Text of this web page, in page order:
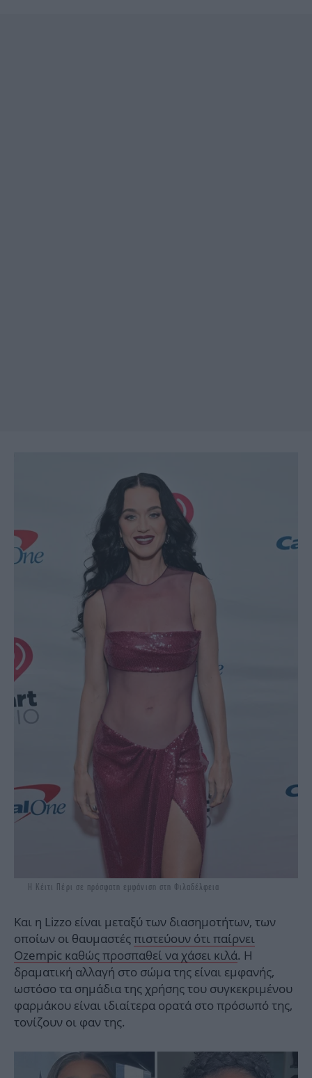
Η Κέιτι Πέρι σε πρόσφατη εμφάνιση στη Φιλαδέλφεια
Και η Lizzo είναι μεταξύ των διασημοτήτων, των
οποίων οι θαυμαστέςπιστεύουν ότι παίρνει
Ozempic καθώς προσπαθεί να χάσει κιλά. Η
δραματική αλλαγή στο σώμα της είναι εμφανής,
ωστόσο τα σημάδια της χρήσης του συγκεκριμένου
φαρμάκου είναι ιδιαίτερα ορατά στο πρόσωπό της,
τονίζουν οι φαν της.